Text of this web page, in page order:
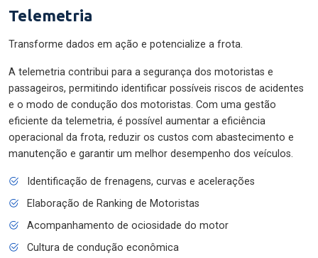
Telemetria
Transforme dados em ação e potencialize a frota.
A telemetria contribui para a segurança dos motoristas e
passageiros, permitindo identificar possíveis riscos de acidentes
e o modo de condução dos motoristas. Com uma gestão
eficiente da telemetria, é possível aumentar a eficiência
operacional da frota, reduzir os custos com abastecimento e
manutenção e garantir um melhor desempenho dos veículos.
Identificação de frenagens, curvas e acelerações
Elaboração de Ranking de Motoristas
Acompanhamento de ociosidade do motor
Cultura de condução econômica